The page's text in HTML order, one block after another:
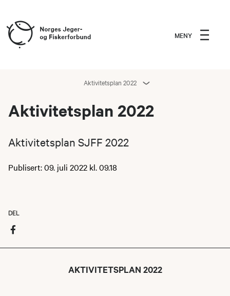
MENY
Aktivitetsplan 2022
Aktivitetsplan 2022
Aktivitetsplan SJFF 2022
Publisert: 09. juli 2022 kl. 09.18
DEL
AKTIVITETSPLAN 2022